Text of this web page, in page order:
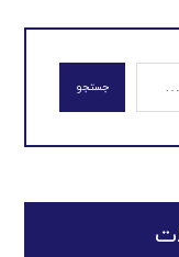
جستجو